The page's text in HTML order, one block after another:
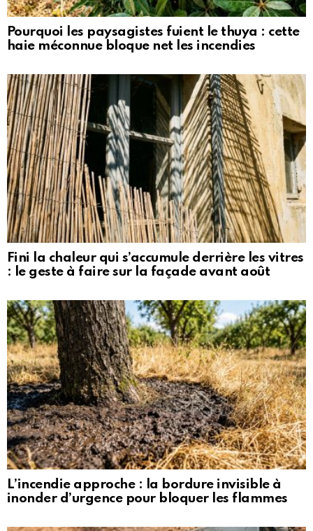
Pourquoi les paysagistes fuient le thuya : cette
haie méconnue bloque net les incendies
Fini la chaleur qui s’accumule derrière les vitres
: le geste à faire sur la façade avant août
L’incendie approche : la bordure invisible à
inonder d’urgence pour bloquer les flammes